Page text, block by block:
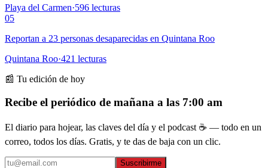
Playa del Carmen·596 lecturas
05
Reportan a 23 personas desaparecidas en Quintana Roo
Quintana Roo·421 lecturas
📰 Tu edición de hoy
Recibe el periódico de mañana a las 7:00 am
El diario para hojear, las claves del día y el podcast ☕ — todo en un
correo, todos los días. Gratis, y te das de baja con un clic.
Suscribirme